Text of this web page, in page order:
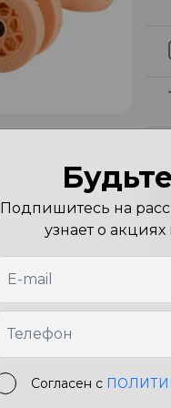
Подпишитесь на
узнает о
Согласен с